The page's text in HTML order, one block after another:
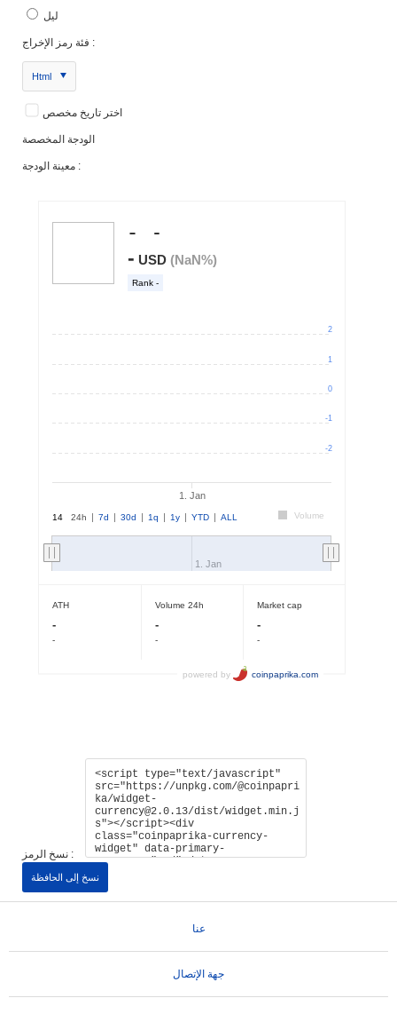
ليل
فئة رمز الإخراج :
Html
اختر تاريخ مخصص
الودجة المخصصة
معينة الودجة :
نسخ الرمز :
نسخ إلى الحافظة
عنا
جهة الإتصال